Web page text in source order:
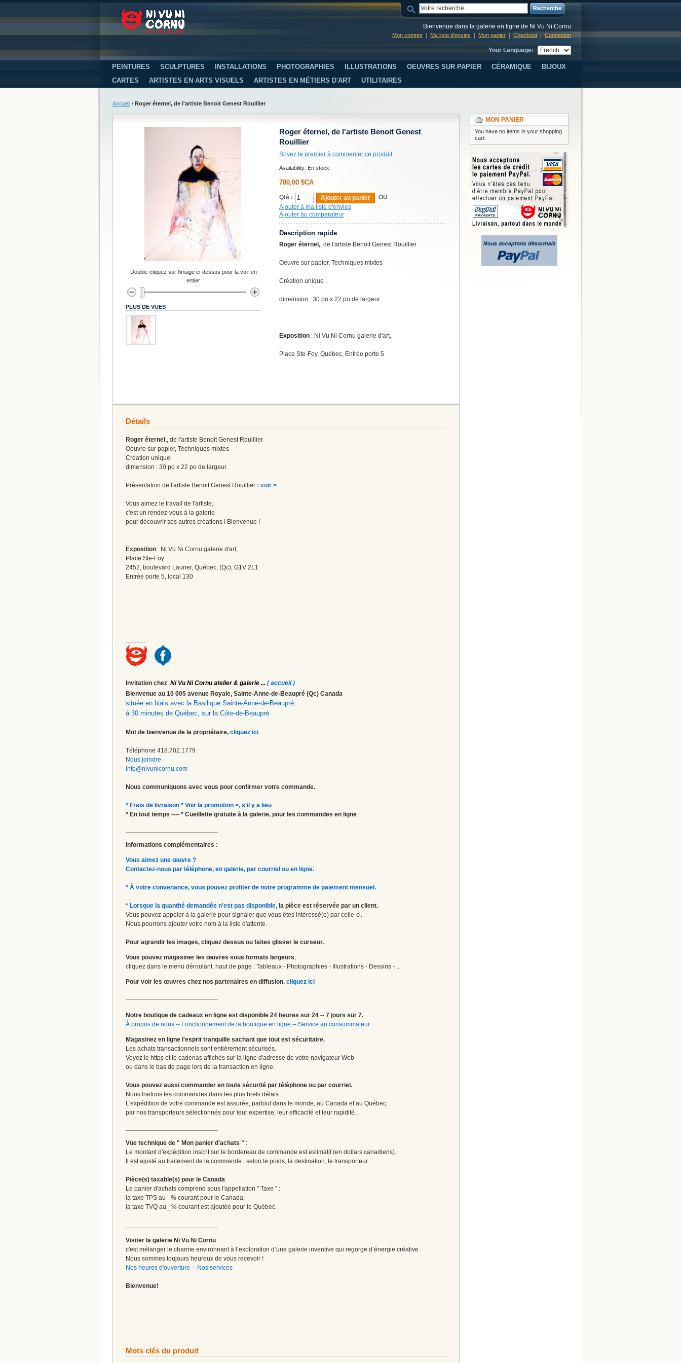
Recherche
Bienvenue dans la galerie en ligne de Ni Vu Ni Cornu
Mon compte Ma liste d'envies Mon panier Checkout Connexion
Your Language:
PEINTURES SCULPTURES INSTALLATIONS PHOTOGRAPHIES ILLUSTRATIONS OEUVRES SUR PAPIER CÉRAMIQUE
BIJOUX
CARTES
ARTISTES EN ARTS VISUELS ARTISTES EN MÉTIERS D'ART UTILITAIRES
Accueil / Roger éternel, de l'artiste Benoit Genest Rouillier
Roger éternel, de l'artiste Benoit Genest
Rouillier
Soyez le premier à commenter ce produit
Availability: En stock
780,00 $CA
Qté : Ajouter au panier
OU
Ajouter à ma liste d'envies
Ajouter au comparateur
Description rapide
Roger éternel,, de l'artiste Benoit Genest Rouillier
Oeuvre sur papier, Techniques mixtes
Création unique
dimension : 30 po x 22 po de largeur
Exposition : Ni Vu Ni Cornu galerie d'art,
Place Ste-Foy, Québec, Entrée porte 5
Double-cliquez sur l'image ci-dessus pour la voir en
entier
PLUS DE VUES
Détails
Roger éternel,, de l'artiste Benoit Genest Rouillier
Oeuvre sur papier, Techniques mixtes
Création unique
dimension : 30 po x 22 po de largeur
Présentation de l'artiste Benoit Genest Rouillier : voir >
Vous aimez le travail de l'artiste,
c'est un rendez-vous à la galerie
pour découvrir ses autres créations ! Bienvenue !
Exposition : Ni Vu Ni Cornu galerie d'art,
Place Ste-Foy
2452, boulevard Laurier, Québec, (Qc), G1V 2L1
Entrée porte 5, local 130
.............
Invitation chez Ni Vu Ni Cornu atelier & galerie ... ( accueil )
Bienvenue au 10 005 avenue Royale, Sainte-Anne-de-Beaupré (Qc) Canada
située en biais avec la Basilique Sainte-Anne-de-Beaupré,
à 30 minutes de Québec, sur la Côte-de-Beaupré
Mot de bienvenue de la propriétaire, cliquez ici
Téléphone 418.702.1779
Nous joindre
info@nivunicornu.com
Nous communiquons avec vous pour confirmer votre commande.
* Frais de livraison * Voir la promotion >, s'il y a lieu
* En tout temps ---- * Cueillette gratuite à la galerie, pour les commandes en ligne
Informations complémentaires :
Vous aimez une œuvre ?
Contactez-nous par téléphone, en galerie, par courriel ou en ligne.
* À votre convenance, vous pouvez profiter de notre programme de paiement mensuel.
* Lorsque la quantité demandée n'est pas disponible, la pièce est réservée par un client.
Vous pouvez appeler à la galerie pour signaler que vous êtes intéressé(e) par celle-ci.
Nous pourrons ajouter votre nom à la liste d'attente.
Pour agrandir les images, cliquez dessus ou faites glisser le curseur.
Vous pouvez magasiner les œuvres sous formats largeurs,
cliquez dans le menu déroulant, haut de page : Tableaux - Photographies - Illustrations - Dessins - ...
Pour voir les œuvres chez nos partenaires en diffusion, cliquez ici
Notre boutique de cadeaux en ligne est disponible 24 heures sur 24 -- 7 jours sur 7.
À propos de nous -- Fonctionnement de la boutique en ligne -- Service au consommateur
Magasinez en ligne l'esprit tranquille sachant que tout est sécuritaire.
Les achats transactionnels sont entièrement sécurisés.
Voyez le https et le cadenas affichés sur la ligne d'adresse de votre navigateur Web
ou dans le bas de page lors de la transaction en ligne.
Vous pouvez aussi commander en toute sécurité par téléphone ou par courriel.
Nous traitons les commandes dans les plus brefs délais.
L'expédition de votre commande est assurée, partout dans le monde, au Canada et au Québec,
par nos transporteurs sélectionnés pour leur expertise, leur efficacité et leur rapidité.
Vue technique de " Mon panier d'achats " :
Le montant d'expédition inscrit sur le bordereau de commande est estimatif (en dollars canadiens).
Il est ajusté au traitement de la commande : selon le poids, la destination, le transporteur.
Pièce(s) taxable(s) pour le Canada
Le panier d'achats comprend sous l'appellation " Taxe " :
la taxe TPS au _% courant pour le Canada;
la taxe TVQ au _% courant est ajoutée pour le Québec.
Visiter la galerie Ni Vu Ni Cornu
c'est mélanger le charme environnant à l’exploration d’une galerie inventive qui regorge d’énergie créative.
Nous sommes toujours heureux de vous recevoir !
Nos heures d'ouverture -- Nos services
Bienvenue!
Mots clés du produit
MON PANIER
You have no items in your shopping
cart.